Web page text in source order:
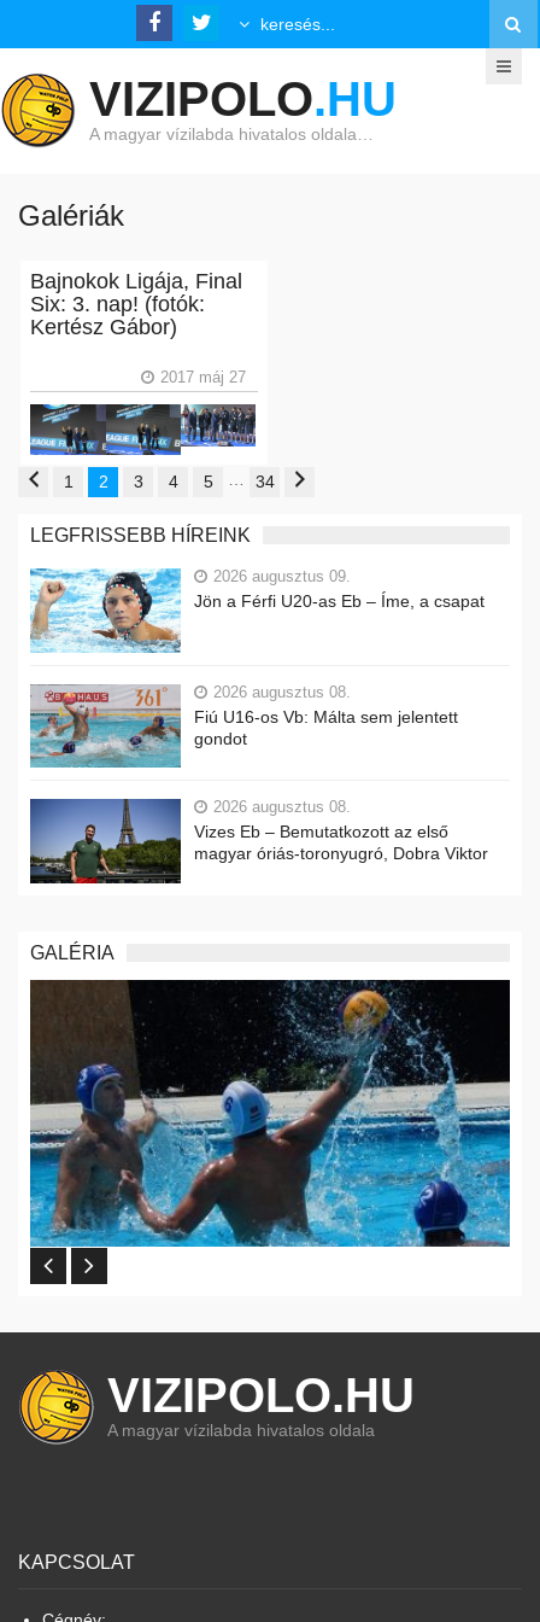
VIZIPOLO.HU
A magyar vízilabda hivatalos oldala…
Galériák
Bajnokok Ligája, Final
Six: 3. nap! (fotók:
Kertész Gábor)
2017 máj 27
1 2 3 4 5 … 34
LEGFRISSEBB HÍREINK
2026 augusztus 09.
Jön a Férfi U20-as Eb – Íme, a csapat
2026 augusztus 08.
Fiú U16-os Vb: Málta sem jelentett
gondot
2026 augusztus 08.
Vizes Eb – Bemutatkozott az első
magyar óriás-toronyugró, Dobra Viktor
GALÉRIA
VIZIPOLO.HU
A magyar vízilabda hivatalos oldala
KAPCSOLAT